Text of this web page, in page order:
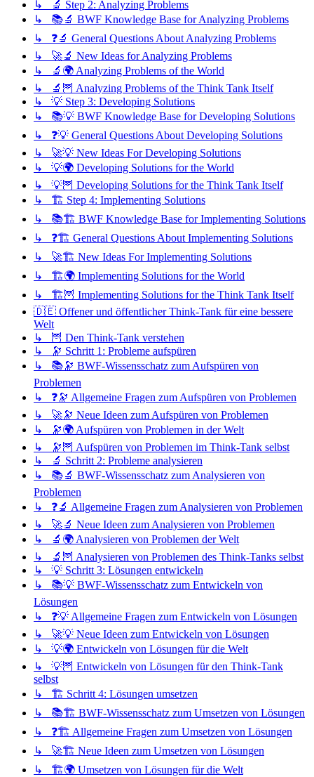
↳ 🔬 Step 2: Analyzing Problems
↳ 📚🔬 BWF Knowledge Base for Analyzing Problems
↳ ❓🔬 General Questions About Analyzing Problems
↳ 🚀🔬 New Ideas for Analyzing Problems
↳ 🔬🌍 Analyzing Problems of the World
↳ 🔬🦉 Analyzing Problems of the Think Tank Itself
↳ 💡 Step 3: Developing Solutions
↳ 📚💡 BWF Knowledge Base for Developing Solutions
↳ ❓💡 General Questions About Developing Solutions
↳ 🚀💡 New Ideas For Developing Solutions
↳ 💡🌍 Developing Solutions for the World
↳ 💡🦉 Developing Solutions for the Think Tank Itself
↳ 🏗️ Step 4: Implementing Solutions
↳ 📚🏗️ BWF Knowledge Base for Implementing Solutions
↳ ❓🏗️ General Questions About Implementing Solutions
↳ 🚀🏗️ New Ideas For Implementing Solutions
↳ 🏗️🌍 Implementing Solutions for the World
↳ 🏗️🦉 Implementing Solutions for the Think Tank Itself
🇩🇪 Offener und öffentlicher Think-Tank für eine bessere
Welt
↳ 🦉 Den Think-Tank verstehen
↳ 🔭 Schritt 1: Probleme aufspüren
↳ 📚🔭 BWF-Wissensschatz zum Aufspüren von
Problemen
↳ ❓🔭 Allgemeine Fragen zum Aufspüren von Problemen
↳ 🚀🔭 Neue Ideen zum Aufspüren von Problemen
↳ 🔭🌍 Aufspüren von Problemen in der Welt
↳ 🔭🦉 Aufspüren von Problemen im Think-Tank selbst
↳ 🔬 Schritt 2: Probleme analysieren
↳ 📚🔬 BWF-Wissensschatz zum Analysieren von
Problemen
↳ ❓🔬 Allgemeine Fragen zum Analysieren von Problemen
↳ 🚀🔬 Neue Ideen zum Analysieren von Problemen
↳ 🔬🌍 Analysieren von Problemen der Welt
↳ 🔬🦉 Analysieren von Problemen des Think-Tanks selbst
↳ 💡 Schritt 3: Lösungen entwickeln
↳ 📚💡 BWF-Wissensschatz zum Entwickeln von
Lösungen
↳ ❓💡 Allgemeine Fragen zum Entwickeln von Lösungen
↳ 🚀💡 Neue Ideen zum Entwickeln von Lösungen
↳ 💡🌍 Entwickeln von Lösungen für die Welt
↳ 💡🦉 Entwickeln von Lösungen für den Think-Tank
selbst
↳ 🏗️ Schritt 4: Lösungen umsetzen
↳ 📚🏗️ BWF-Wissensschatz zum Umsetzen von Lösungen
↳ ❓🏗️ Allgemeine Fragen zum Umsetzen von Lösungen
↳ 🚀🏗️ Neue Ideen zum Umsetzen von Lösungen
↳ 🏗️🌍 Umsetzen von Lösungen für die Welt